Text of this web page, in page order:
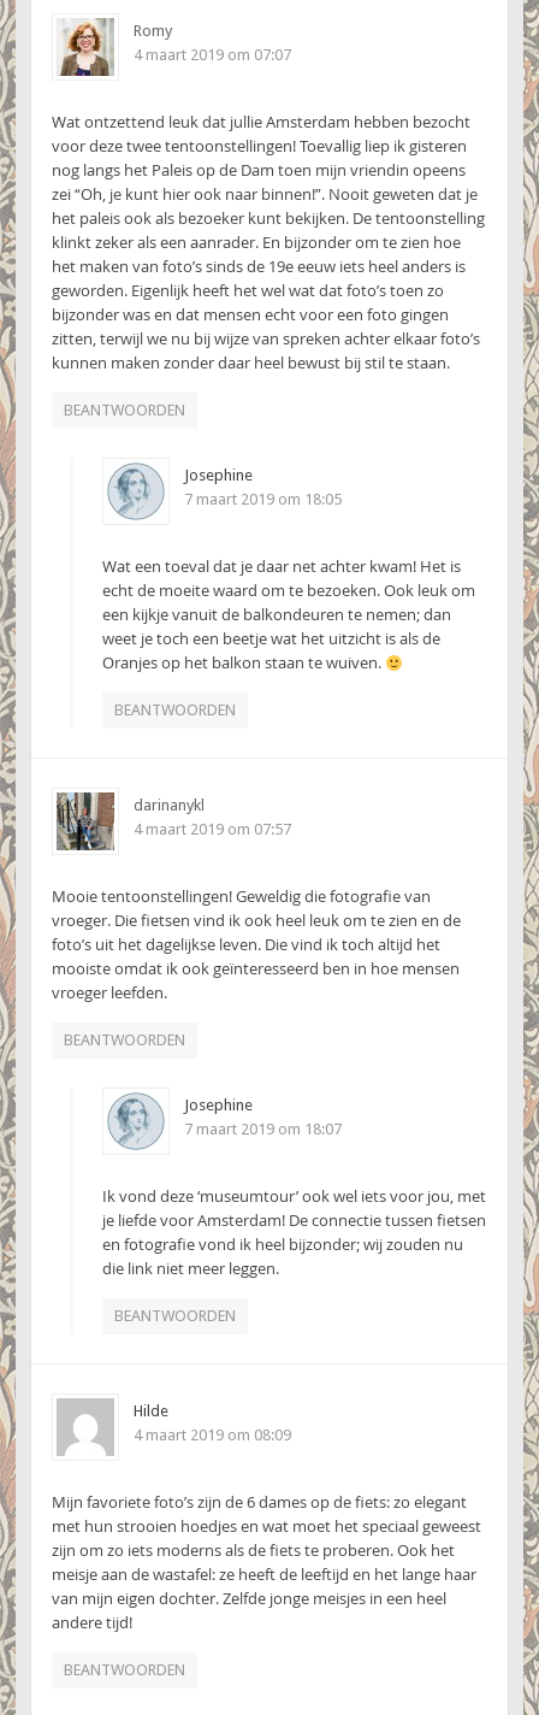
Romy
4 maart 2019 om 07:07
Wat ontzettend leuk dat jullie Amsterdam hebben bezocht
voor deze twee tentoonstellingen! Toevallig liep ik gisteren
nog langs het Paleis op de Dam toen mijn vriendin opeens
zei “Oh, je kunt hier ook naar binnen!”. Nooit geweten dat je
het paleis ook als bezoeker kunt bekijken. De tentoonstelling
klinkt zeker als een aanrader. En bijzonder om te zien hoe
het maken van foto’s sinds de 19e eeuw iets heel anders is
geworden. Eigenlijk heeft het wel wat dat foto’s toen zo
bijzonder was en dat mensen echt voor een foto gingen
zitten, terwijl we nu bij wijze van spreken achter elkaar foto’s
kunnen maken zonder daar heel bewust bij stil te staan.
BEANTWOORDEN
Josephine
7 maart 2019 om 18:05
Wat een toeval dat je daar net achter kwam! Het is
echt de moeite waard om te bezoeken. Ook leuk om
een kijkje vanuit de balkondeuren te nemen; dan
weet je toch een beetje wat het uitzicht is als de
Oranjes op het balkon staan te wuiven.
BEANTWOORDEN
darinanykl
4 maart 2019 om 07:57
Mooie tentoonstellingen! Geweldig die fotografie van
vroeger. Die fietsen vind ik ook heel leuk om te zien en de
foto’s uit het dagelijkse leven. Die vind ik toch altijd het
mooiste omdat ik ook geïnteresseerd ben in hoe mensen
vroeger leefden.
BEANTWOORDEN
Josephine
7 maart 2019 om 18:07
Ik vond deze ‘museumtour’ ook wel iets voor jou, met
je liefde voor Amsterdam! De connectie tussen fietsen
en fotografie vond ik heel bijzonder; wij zouden nu
die link niet meer leggen.
BEANTWOORDEN
Hilde
4 maart 2019 om 08:09
Mijn favoriete foto’s zijn de 6 dames op de fiets: zo elegant
met hun strooien hoedjes en wat moet het speciaal geweest
zijn om zo iets moderns als de fiets te proberen. Ook het
meisje aan de wastafel: ze heeft de leeftijd en het lange haar
van mijn eigen dochter. Zelfde jonge meisjes in een heel
andere tijd!
BEANTWOORDEN